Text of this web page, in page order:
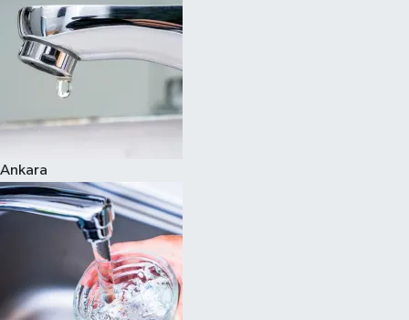
Ankara